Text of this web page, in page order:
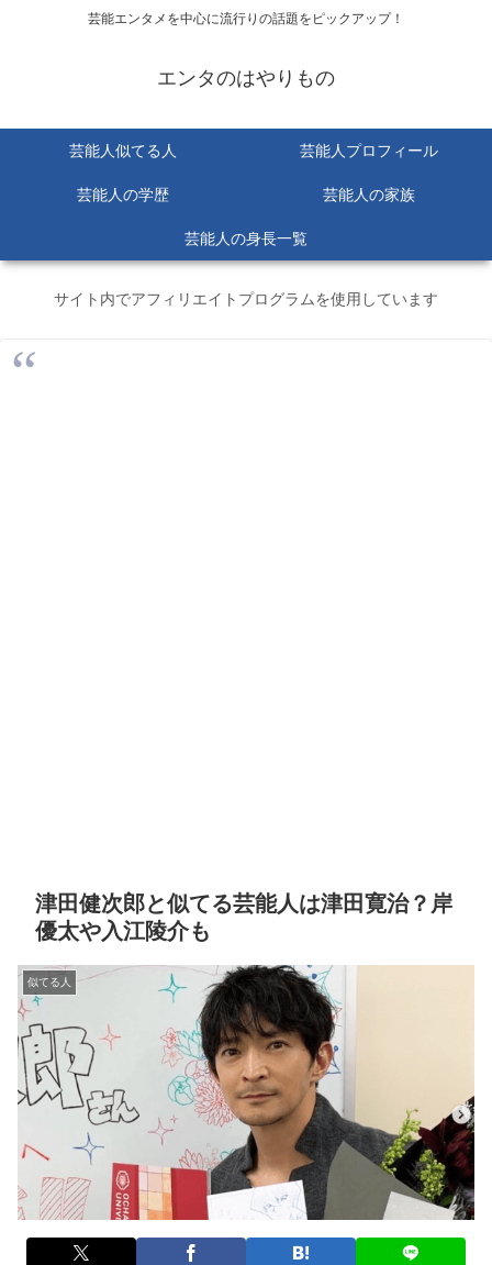
芸能エンタメを中心に流行りの話題をピックアップ！
エンタのはやりもの
芸能人似てる人 芸能人プロフィール
芸能人の学歴 芸能人の家族
芸能人の身長一覧
サイト内でアフィリエイトプログラムを使用しています
津田健次郎と似てる芸能人は津田寛治？岸
優太や入江陵介も
似てる人